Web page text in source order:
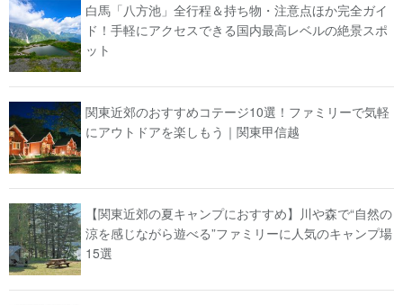
白馬「八方池」全行程＆持ち物・注意点ほか完全ガイ
ド！手軽にアクセスできる国内最高レベルの絶景スポ
ット
関東近郊のおすすめコテージ10選！ファミリーで気軽
にアウトドアを楽しもう｜関東甲信越
【関東近郊の夏キャンプにおすすめ】川や森で“自然の
涼を感じながら遊べる”ファミリーに人気のキャンプ場
15選